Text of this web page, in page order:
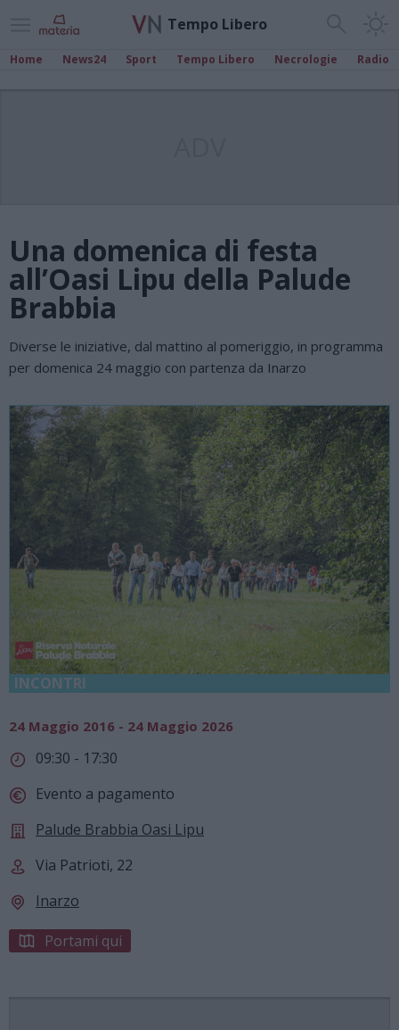
Tempo Libero
Home News24 Sport Tempo Libero Necrologie Radio
Una domenica di festa
all’Oasi Lipu della Palude
Brabbia
Diverse le iniziative, dal mattino al pomeriggio, in programma
per domenica 24 maggio con partenza da Inarzo
INCONTRI
24 Maggio 2016 - 24 Maggio 2026
09:30 - 17:30
Evento a pagamento
Palude Brabbia Oasi Lipu
Via Patrioti, 22
Inarzo
Portami qui